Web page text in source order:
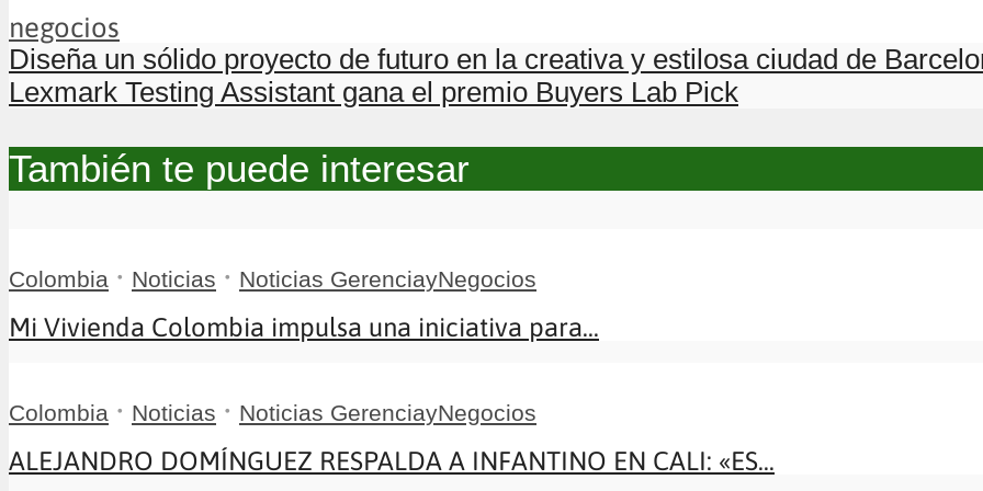
negocios
Diseña un sólido proyecto de futuro en la creativa y estilosa ciudad de
Lexmark Testing Assistant gana el premio Buyers Lab Pick
También te puede interesar
Colombia • Noticias • Noticias GerenciayNegocios
Mi Vivienda Colombia impulsa una iniciativa para...
Colombia • Noticias • Noticias GerenciayNegocios
ALEJANDRO DOMÍNGUEZ RESPALDA A INFANTINO EN CALI: «ES...